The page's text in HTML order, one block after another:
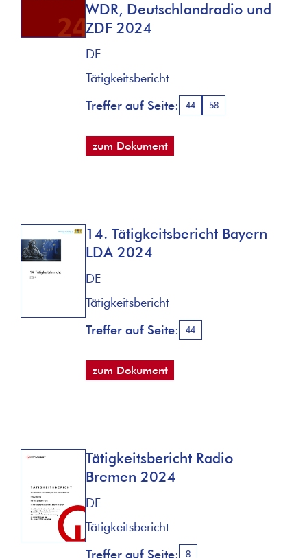
WDR, Deutschlandradio und
ZDF 2024
DE
Tätigkeitsbericht
Treffer auf Seite:
44 58
zum Dokument
14. Tätigkeitsbericht Bayern
LDA 2024
DE
Tätigkeitsbericht
Treffer auf Seite:
44
zum Dokument
Tätigkeitsbericht Radio
Bremen 2024
DE
Tätigkeitsbericht
Treffer auf Seite:
8